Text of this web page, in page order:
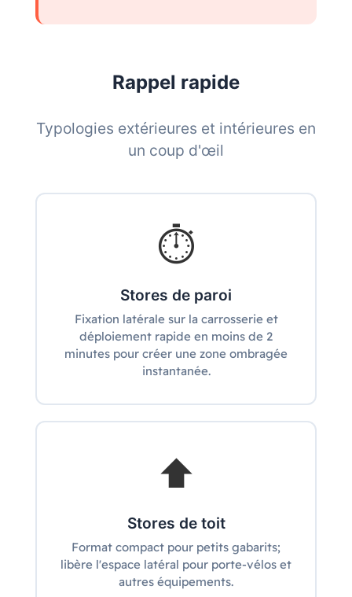
Rappel rapide
Typologies extérieures et intérieures en
un coup d'œil
⏱️
Stores de paroi
Fixation latérale sur la carrosserie et
déploiement rapide en moins de 2
minutes pour créer une zone ombragée
instantanée.
⬆️
Stores de toit
Format compact pour petits gabarits;
libère l'espace latéral pour porte‑vélos et
autres équipements.